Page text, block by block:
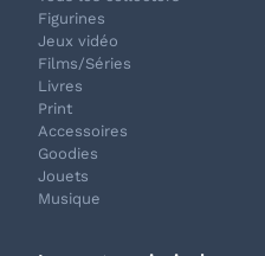
Figurines
Jeux vidéo
Films/Séries
Livres
Print
Accessoires
Goodies
Jouets
Musique